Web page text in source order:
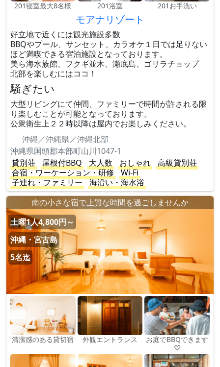
201寝室最大8名様 201浴室 201お手洗い
モアナリゾート
好立地で近くには観光施設多数
BBQやプール、サンセット、カラオケ１日では足りない
ほど満喫できる宿泊施設となっております。
美ら海水族館、フクギ並木、瀬底島、ゴリラチョップ
北部を楽しむにはココ！
騒ぎたい
大型リビングにて仲間、ファミリーで時間が許される限
り楽しむことが可能となっております。
公衆衛生上２２時以降は屋内でお楽しみください。
沖縄／沖縄県／沖縄北部
沖縄県国頭郡本部町山川1047-1
貸別荘
屋根付BBQ 大人数 おしゃれ
高級貸別荘
合宿・ワーケーション・研修
Wi-Fi
子連れ・ファミリー
海沿い・海水浴
南の小さな宿で上質な時間を過ごしませんか
土曜1人4,800円～
沖縄・宮古島
5名迄
清潔感のある貸切宿 外観エントランス
お庭でBBQできます
♡